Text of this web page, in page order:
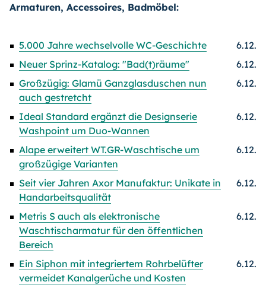
Armaturen, Accessoires, Badmöbel:
5.000 Jahre wechselvolle WC-Geschichte
6.12.
Neuer Sprinz-Katalog: "Bad(t)räume"
6.12.
Großzügig: Glamü Ganzglasduschen nun
auch gestretcht
6.12.
Ideal Standard ergänzt die Designserie
Washpoint um Duo-Wannen
6.12.
Alape erweitert WT.GR-Waschtische um
großzügige Varianten
6.12.
Seit vier Jahren Axor Manufaktur: Unikate in
Handarbeitsqualität
6.12.
Metris S auch als elektronische
Waschtischarmatur für den öffentlichen
Bereich
6.12.
Ein Siphon mit integriertem Rohrbelüfter
vermeidet Kanalgerüche und Kosten
6.12.